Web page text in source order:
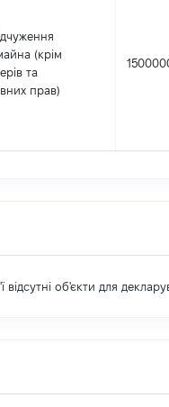
(крім
та
прав)
об'єкти для